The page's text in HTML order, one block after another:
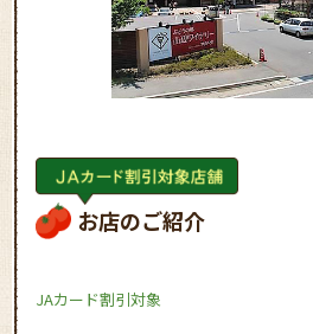
お店のご紹介
JAカード割引対象